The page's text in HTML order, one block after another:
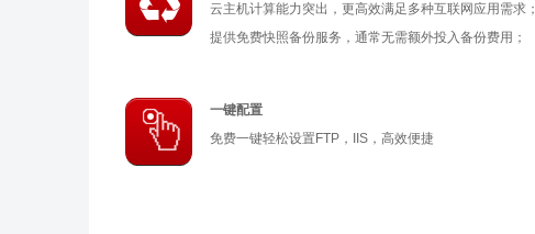
云主机计算能力突出，更高效满足多种互联网应用需求；
提供免费快照备份服务，通常无需额外投入备份费用；
一键配置
免费一键轻松设置FTP，IIS，高效便捷